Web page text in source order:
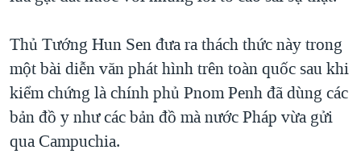
Thủ Tướng Hun Sen đưa ra thách thức này trong
một bài diễn văn phát hình trên toàn quốc sau khi
kiểm chứng là chính phủ Pnom Penh đã dùng các
bản đồ y như các bản đồ mà nước Pháp vừa gửi
qua Campuchia.